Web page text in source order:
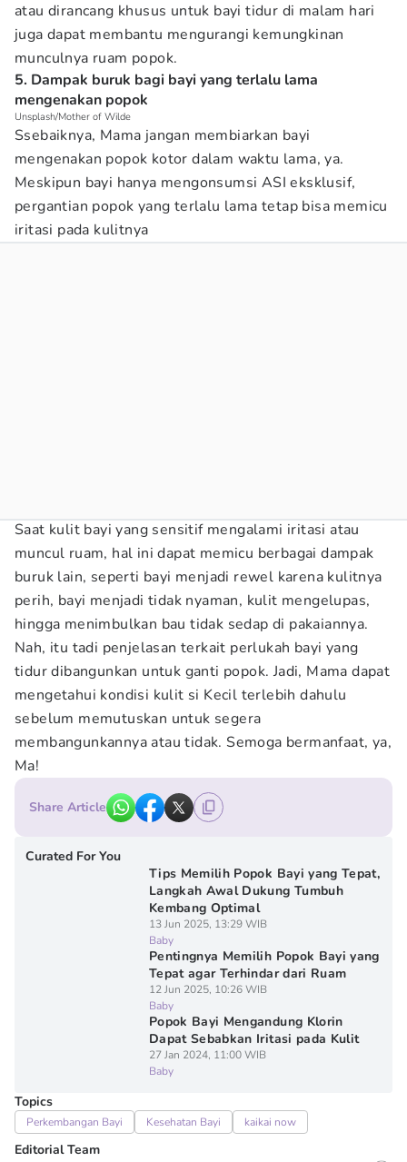
atau dirancang khusus untuk bayi tidur di malam hari
juga dapat membantu mengurangi kemungkinan
munculnya ruam popok.
5. Dampak buruk bagi bayi yang terlalu lama
mengenakan popok
Unsplash/Mother of Wilde
Ssebaiknya, Mama jangan membiarkan bayi
mengenakan popok kotor dalam waktu lama, ya.
Meskipun bayi hanya mengonsumsi ASI eksklusif,
pergantian popok yang terlalu lama tetap bisa memicu
iritasi pada kulitnya
Saat kulit bayi yang sensitif mengalami iritasi atau
muncul ruam, hal ini dapat memicu berbagai dampak
buruk lain, seperti bayi menjadi rewel karena kulitnya
perih, bayi menjadi tidak nyaman, kulit mengelupas,
hingga menimbulkan bau tidak sedap di pakaiannya.
Nah, itu tadi penjelasan terkait perlukah bayi yang
tidur dibangunkan untuk ganti popok. Jadi, Mama dapat
mengetahui kondisi kulit si Kecil terlebih dahulu
sebelum memutuskan untuk segera
membangunkannya atau tidak. Semoga bermanfaat, ya,
Ma!
Share Article
Curated For You
Tips Memilih Popok Bayi yang Tepat,
Langkah Awal Dukung Tumbuh
Kembang Optimal
13 Jun 2025, 13:29 WIB
Baby
Pentingnya Memilih Popok Bayi yang
Tepat agar Terhindar dari Ruam
12 Jun 2025, 10:26 WIB
Baby
Popok Bayi Mengandung Klorin
Dapat Sebabkan Iritasi pada Kulit
27 Jan 2024, 11:00 WIB
Baby
Topics
Perkembangan Bayi Kesehatan Bayi kaikai now
Editorial Team